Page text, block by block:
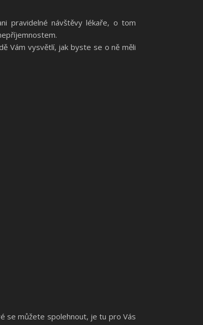
pravidelné návštěvy lékaře, o tom
Vám vysvětlí, jak byste se o ně měli
se můžete spolehnout, je tu pro Vás